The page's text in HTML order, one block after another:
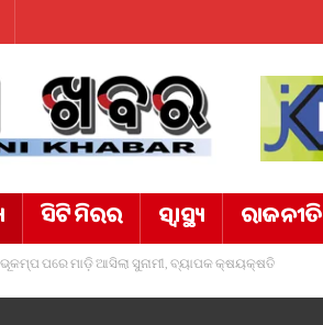
ସିଟି ମିରର ସ୍ୱାସ୍ଥ୍ୟ ରାଜନୀତି
ପରେ ମାଡ଼ି ଆସିଲା ସୁନାମୀ, ବ୍ୟାପକ କ୍ଷୟକ୍ଷତି